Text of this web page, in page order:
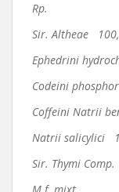
Rp.
Sir. Altheae
Ephedrini
Codeini
Coffeini Natrii
Natrii salicylici
Sir. Thymi